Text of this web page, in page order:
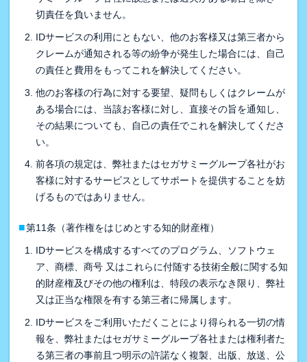
切責任を負いません。
IDサービスの利用にともない、他のお客様又は第三者から
クレームが通知される等の紛争が発生した場合には、自己
の責任と費用をもってこれを解決してください。
他のお客様の行為に対する要望、疑問もしくはクレームが
ある場合には、当該お客様に対し、直接その旨を通知し、
その結果についても、自己の責任でこれを解決してくださ
い。
前各項の規定は、弊社またはセガサミーグループ各社がお
客様に対するサービスとしてサポートを提供することを妨
げるものではありません。
■第11条（著作権をはじめとする知的財産権）
IDサービスを構成するすべてのプログラム、ソフトウェ
ア、商標、商号 又はこれらに付随する技術全般に関する知
的財産権及びその他の権利は、特段の表示なき限り、弊社
又は正当な権限を有する第三者に帰属します。
IDサービスをご利用いただくことにより得られる一切の情
報を、弊社またはセガサミーグループ各社または権利者た
る第三者の事前且つ明示の許諾なく複製、出版、放送、公